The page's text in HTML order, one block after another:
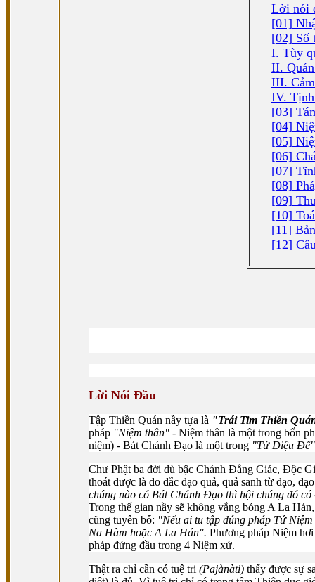
Lời nói
[01]
[02] Số
I. Tùy
II.
III.
IV.
[03]
[04]
[05]
[06]
[07]
[08]
[09]
[10]
[11]
[12]
Lời Nói Ðầu
Tập Thiền Quán nầy tựa là "Trái Tim Thiền
pháp "Niệm thân" - Niệm thân là một trong bốn
niệm) - Bát Chánh Ðạo là một trong "Tứ Diệu
Chư Phật ba đời dù bậc Chánh Ðẳng Giác, Ðộc
thoát được là do đắc đạo quả, quả sanh từ đạo,
chúng nào có Bát Chánh Ðạo thì hội chúng đó
Trong thế gian nầy sẽ không vắng bóng A La
cũng tuyên bố: "Nếu ai tu tập đúng pháp Tứ
Na Hàm hoặc A La Hán". Phương pháp Niệm
pháp đứng đầu trong 4 Niệm xứ.
Thật ra chỉ cần có tuệ tri (Pajànàti) thấy được sự